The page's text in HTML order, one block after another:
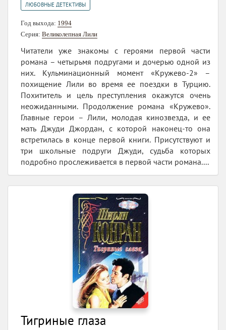
ЛЮБОВНЫЕ ДЕТЕКТИВЫ
Год выхода: 1994
Серия: Великолепная Лили
Читатели уже знакомы с героями первой части
романа – четырьмя подругами и дочерью одной из
них. Кульминационный момент «Кружево-2» –
похищение Лили во время ее поездки в Турцию.
Похититель и цель преступления окажутся очень
неожиданными. Продолжение романа «Кружево».
Главные герои – Лили, молодая кинозвезда, и ее
мать Джуди Джордан, с которой наконец-то она
встретилась в конце первой книги. Присутствуют и
три школьные подруги Джуди, судьба которых
подробно прослеживается в первой части романа....
Тигриные глаза